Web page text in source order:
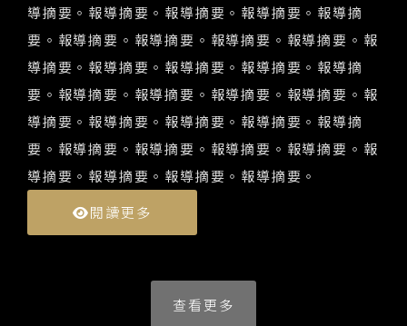
導摘要。報導摘要。報導摘要。報導摘要。報導摘
要。報導摘要。報導摘要。報導摘要。報導摘要。報
導摘要。報導摘要。報導摘要。報導摘要。報導摘
要。報導摘要。報導摘要。報導摘要。報導摘要。報
導摘要。報導摘要。報導摘要。報導摘要。報導摘
要。報導摘要。報導摘要。報導摘要。報導摘要。報
導摘要。報導摘要。報導摘要。報導摘要。
閱讀更多
查看更多